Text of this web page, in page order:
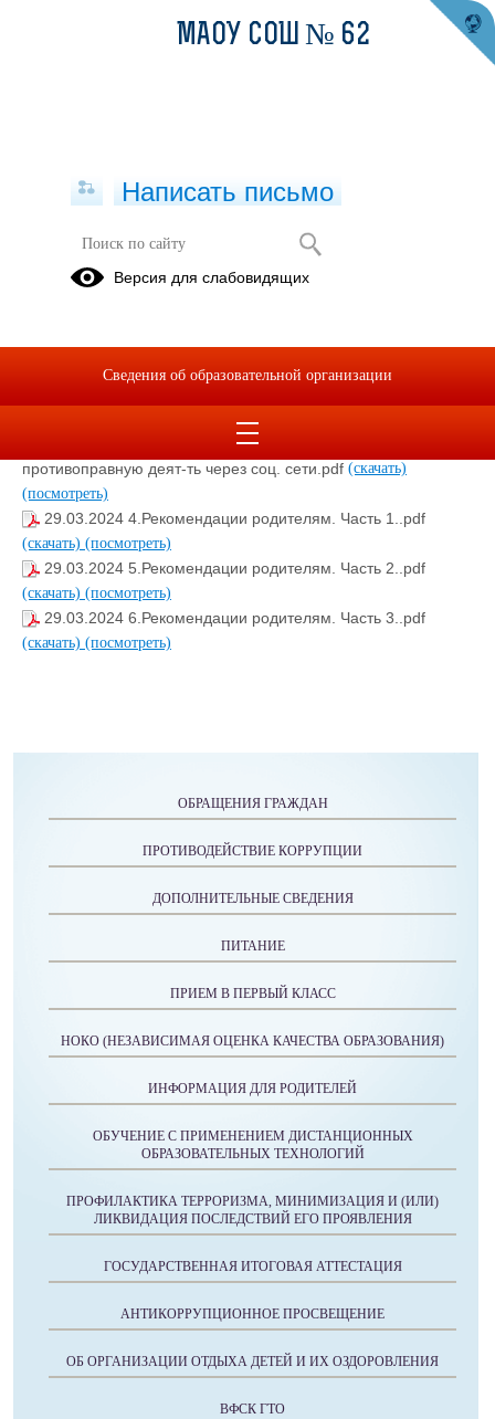
Информация для родителей
вовлеч. нл в террор-ую детя-сть.pdf
29.03.2024 3.Как не дать вовлечь ребенка в
противоправную деят-ть через соц. сети.pdf (скачать)
(посмотреть)
29.03.2024 4.Рекомендации родителям. Часть 1..pdf
(скачать) (посмотреть)
29.03.2024 5.Рекомендации родителям. Часть 2..pdf
(скачать) (посмотреть)
29.03.2024 6.Рекомендации родителям. Часть 3..pdf
(скачать) (посмотреть)
ОБРАЩЕНИЯ ГРАЖДАН
ПРОТИВОДЕЙСТВИЕ КОРРУПЦИИ
ДОПОЛНИТЕЛЬНЫЕ СВЕДЕНИЯ
ПИТАНИЕ
ПРИЕМ В ПЕРВЫЙ КЛАСС
НОКО (НЕЗАВИСИМАЯ ОЦЕНКА КАЧЕСТВА ОБРАЗОВАНИЯ)
ИНФОРМАЦИЯ ДЛЯ РОДИТЕЛЕЙ
ОБУЧЕНИЕ С ПРИМЕНЕНИЕМ ДИСТАНЦИОННЫХ
ОБРАЗОВАТЕЛЬНЫХ ТЕХНОЛОГИЙ
ПРОФИЛАКТИКА ТЕРРОРИЗМА, МИНИМИЗАЦИЯ И (ИЛИ)
ЛИКВИДАЦИЯ ПОСЛЕДСТВИЙ ЕГО ПРОЯВЛЕНИЯ
ГОСУДАРСТВЕННАЯ ИТОГОВАЯ АТТЕСТАЦИЯ
АНТИКОРРУПЦИОННОЕ ПРОСВЕЩЕНИЕ
ОБ ОРГАНИЗАЦИИ ОТДЫХА ДЕТЕЙ И ИХ ОЗДОРОВЛЕНИЯ
ВФСК ГТО
МАОУ СОШ № 62
Написать письмо
Версия для слабовидящих
Сведения об образовательной организации